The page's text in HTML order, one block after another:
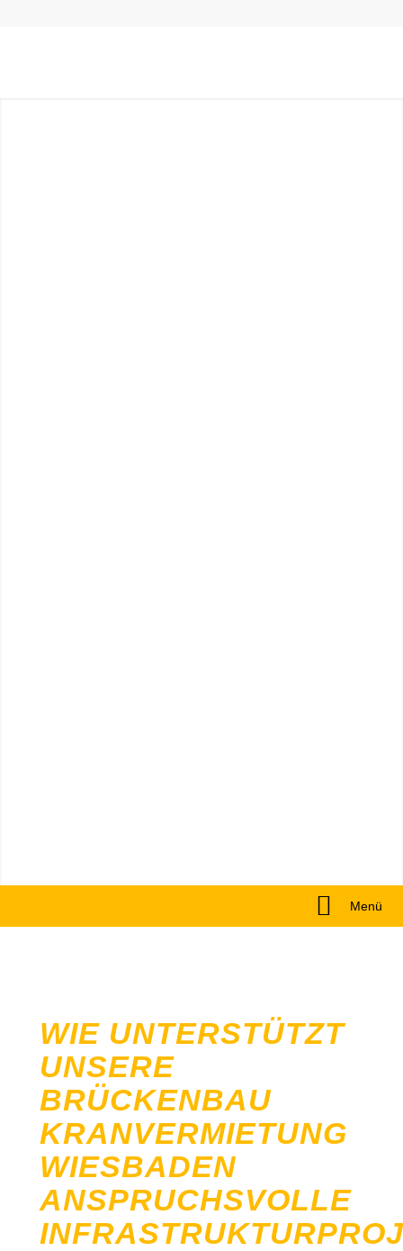
Menü
WIE UNTERSTÜTZT
UNSERE
BRÜCKENBAU
KRANVERMIETUNG
WIESBADEN
ANSPRUCHSVOLLE